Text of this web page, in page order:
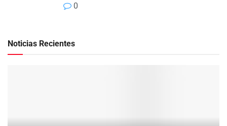
0
Noticias Recientes